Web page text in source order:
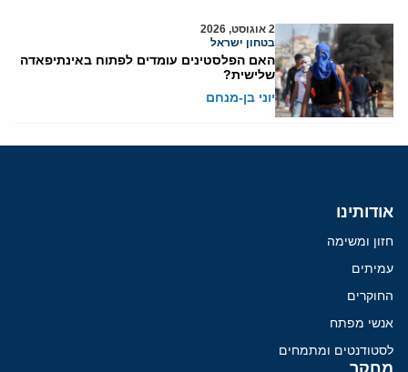
2 אוגוסט, 2026
בטחון ישראל
האם הפלסטינים עומדים לפתוח באינתיפאדה
שלישית?
יוני בן-מנחם
אודותינו
חזון ומשימה
עמיתים
החוקרים
אנשי מפתח
לסטודנטים ומתמחים